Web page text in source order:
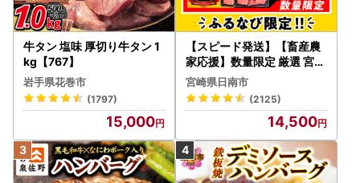
牛タン 塩味 厚切り牛タン 1
kg【767】
岩手県花巻市
(1797)
15,000
【スピード発送】【畜産農
家応援】数量限定 厳選 宮崎
牛 赤身 焼肉 計800g FN-Li
mited-PR_BDV5-26-2W
宮崎県日南市
(2125)
14,500